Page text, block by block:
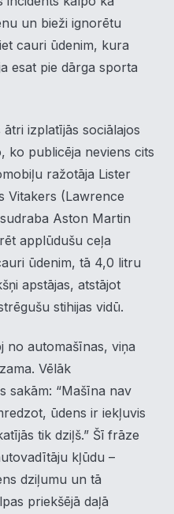
un bieži ignorētu
cauri ūdenim, kura
esat pie dārga sporta
izplatījās sociālajos
ko publicēja neviens cits
ražotāja Lister
Vitakers (Lawrence
Aston Martin
applūdušu ceļa
ūdenim, tā 4,0 litru
apstājas, atstājot
stihijas vidū.
no automašīnas, viņa
Vēlāk
sakām: “Mašīna nav
ūdens ir iekļuvis
tik dziļš.” Šī frāze
kļūdu –
dziļumu un tā
priekšējā daļā